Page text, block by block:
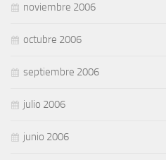
noviembre 2006
octubre 2006
septiembre 2006
julio 2006
junio 2006